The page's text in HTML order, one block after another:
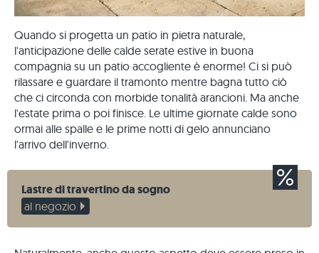
Quando si progetta un patio in pietra naturale,
l'anticipazione delle calde serate estive in buona
compagnia su un patio accogliente è enorme! Ci si può
rilassare e guardare il tramonto mentre bagna tutto ciò
che ci circonda con morbide tonalità arancioni. Ma anche
l'estate prima o poi finisce. Le ultime giornate calde sono
ormai alle spalle e le prime notti di gelo annunciano
l'arrivo dell'inverno.
Lastre di travertino da sogno
al negozio